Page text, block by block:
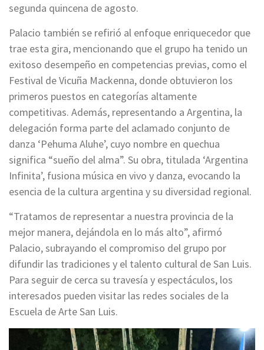
segunda quincena de agosto.
Palacio también se refirió al enfoque enriquecedor que
trae esta gira, mencionando que el grupo ha tenido un
exitoso desempeño en competencias previas, como el
Festival de Vicuña Mackenna, donde obtuvieron los
primeros puestos en categorías altamente
competitivas. Además, representando a Argentina, la
delegación forma parte del aclamado conjunto de
danza ‘Pehuma Aluhe’, cuyo nombre en quechua
significa “sueño del alma”. Su obra, titulada ‘Argentina
Infinita’, fusiona música en vivo y danza, evocando la
esencia de la cultura argentina y su diversidad regional.
“Tratamos de representar a nuestra provincia de la
mejor manera, dejándola en lo más alto”, afirmó
Palacio, subrayando el compromiso del grupo por
difundir las tradiciones y el talento cultural de San Luis.
Para seguir de cerca su travesía y espectáculos, los
interesados pueden visitar las redes sociales de la
Escuela de Arte San Luis.